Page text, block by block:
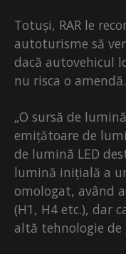
Totuși, RAR le
autoturisme să
dacă autovehicul
nu risca o amendă.
„O sursă de
emițătoare de
de lumină LED
lumină inițială a
omologat, având
(H1, H4 etc.), dar
altă tehnologie de